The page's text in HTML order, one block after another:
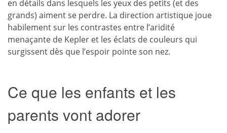
en détails dans lesquels les yeux des petits (et des
grands) aiment se perdre. La direction artistique joue
habilement sur les contrastes entre l’aridité
menaçante de Kepler et les éclats de couleurs qui
surgissent dès que l’espoir pointe son nez.
Ce que les enfants et les
parents vont adorer